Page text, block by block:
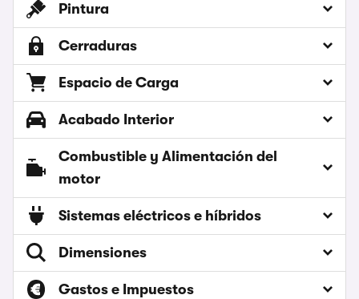
Pintura
Cerraduras
Espacio de Carga
Acabado Interior
Combustible y Alimentación del
motor
Sistemas eléctricos e híbridos
Dimensiones
Gastos e Impuestos